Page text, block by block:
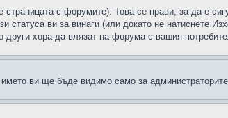
страницата с форумите). Това се прави, за да е
статуса ви за винаги (или докато не натиснете
други хора да влязат на форума с вашия
ви ще бъде видимо само за